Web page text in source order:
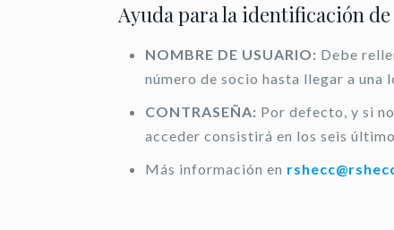
Ayuda para la identificación
NOMBRE DE USUARIO: Debe
número de socio hasta llegar a una
CONTRASEÑA: Por defecto, y si
acceder consistirá en los seis
Más información en